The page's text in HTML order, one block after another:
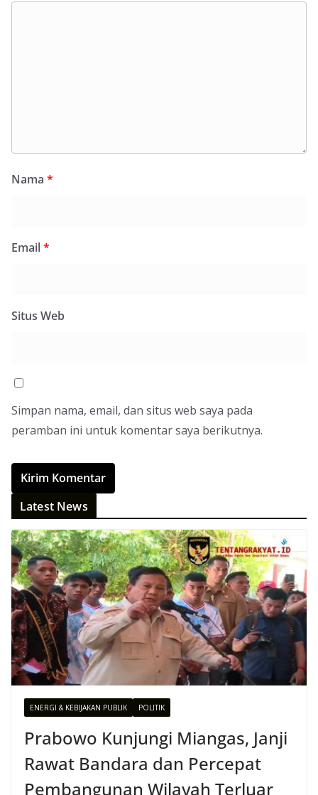
Nama *
Email*
Situs Web
Simpan nama, email, dan situs web saya pada
peramban ini untuk komentar saya berikutnya.
Latest News
ENERGI & KEBIJAKAN PUBLIK POLITIK
Prabowo Kunjungi Miangas, Janji
Rawat Bandara dan Percepat
Pembangunan Wilayah Terluar